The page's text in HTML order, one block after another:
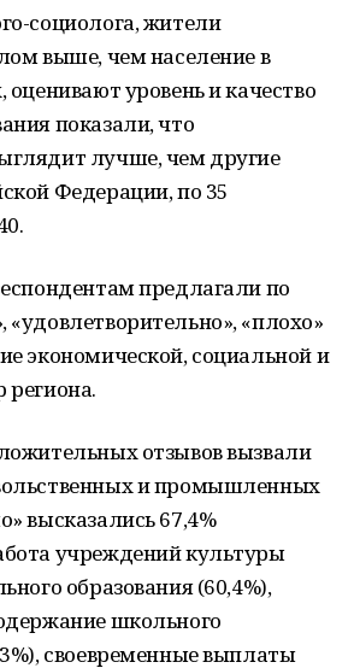
социолога, жители
выше, чем население в
оценивают уровень и качество
показали, что
лучше, чем другие
Федерации, по 35
предлагали по
«плохо»
экономической, социальной и
региона.
отзывов вызвали
и промышленных
высказались 67,4%
учреждений культуры
образования (60,4%),
школьного
своевременные выплаты